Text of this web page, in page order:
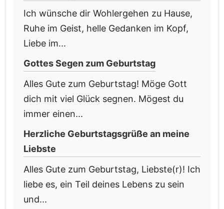
Ich wünsche dir Wohlergehen zu Hause,
Ruhe im Geist, helle Gedanken im Kopf,
Liebe im...
Gottes Segen zum Geburtstag
Alles Gute zum Geburtstag! Möge Gott
dich mit viel Glück segnen. Mögest du
immer einen...
Herzliche Geburtstagsgrüße an meine
Liebste
Alles Gute zum Geburtstag, Liebste(r)! Ich
liebe es, ein Teil deines Lebens zu sein
und...